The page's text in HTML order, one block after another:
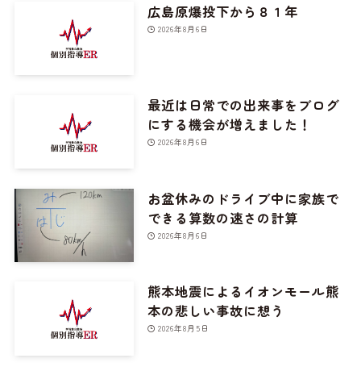
広島原爆投下から８１年
2026年8月6日
最近は日常での出来事をブログ
にする機会が増えました！
2026年8月6日
お盆休みのドライブ中に家族で
できる算数の速さの計算
2026年8月6日
熊本地震によるイオンモール熊
本の悲しい事故に想う
2026年8月5日